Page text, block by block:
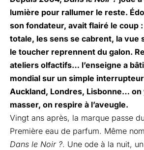
lumière pour rallumer le reste.
son fondateur, avait flairé le coup
totale, les sens se cabrent, la vue
le toucher reprennent du galon.
ateliers olfactifs… l’enseigne a
mondial sur un simple
Auckland, Londres, Lisbonne… on
masser, on respire à l’aveugle.
Vingt ans après, la marque passe
Première eau de parfum. Même
Dans le Noir ?. Une ode à la nuit,